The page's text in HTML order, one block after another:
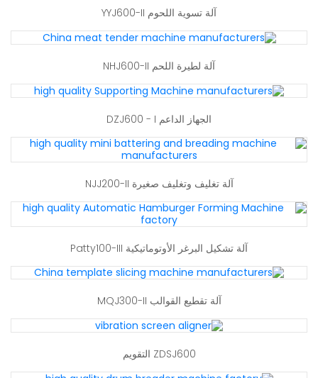
آلة تسوية اللحوم YYJ600-II
آلة لطيرة اللحم NHJ600-II
الجهاز الداعم DZJ600 - I
آلة تغليف وتغليف صغيرة NJJ200-II
آلة تشكيل البرغر الأوتوماتيكية Patty100-III
آلة تقطيع القوالب MQJ300-II
ZDSJ600 التقويم